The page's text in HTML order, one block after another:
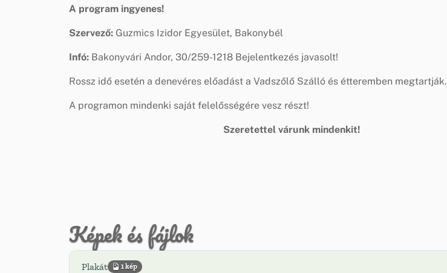
A program ingyenes!
Szervező: Guzmics Izidor Egyesület, Bakonybél
Infó: Bakonyvári Andor, 30/259-1218 Bejelentkezés javasolt!
Rossz idő esetén a denevéres előadást a Vadszőlő Szálló és étteremben megtartják.
A programon mindenki saját felelősségére vesz részt!
Szeretettel várunk mindenkit!
Képek és fájlok
Plakát 1 kép